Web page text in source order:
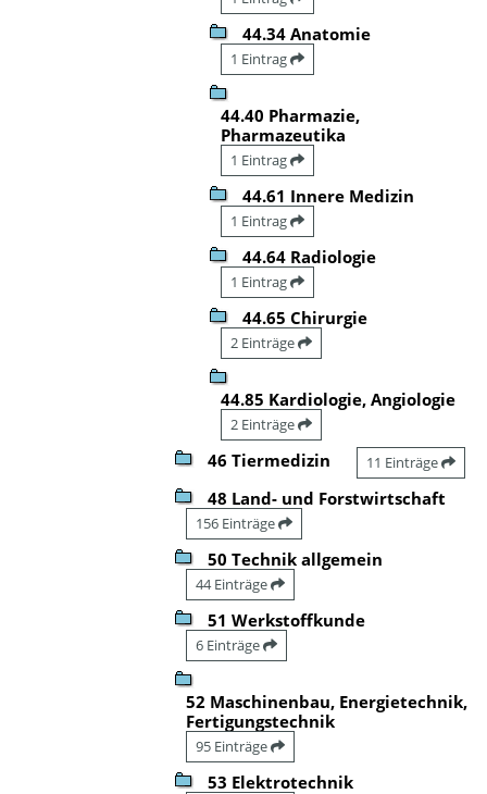
44.34 Anatomie
1 Eintrag
44.40 Pharmazie,
Pharmazeutika
1 Eintrag
44.61 Innere Medizin
1 Eintrag
44.64 Radiologie
1 Eintrag
44.65 Chirurgie
2 Einträge
44.85 Kardiologie, Angiologie
2 Einträge
46 Tiermedizin 11 Einträge
48 Land- und Forstwirtschaft
156 Einträge
50 Technik allgemein
44 Einträge
51 Werkstoffkunde
6 Einträge
52 Maschinenbau, Energietechnik,
Fertigungstechnik
95 Einträge
53 Elektrotechnik